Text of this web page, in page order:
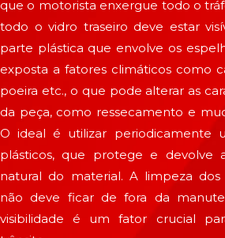
que o motorista enxergue todo o
todo o vidro traseiro deve estar
parte plástica que envolve os
exposta a fatores climáticos como
poeira etc., o que pode alterar as
da peça, como ressecamento e
O ideal é utilizar periodicamente
plásticos, que protege e devolve
natural do material. A limpeza
não deve ficar de fora da
visibilidade é um fator crucial